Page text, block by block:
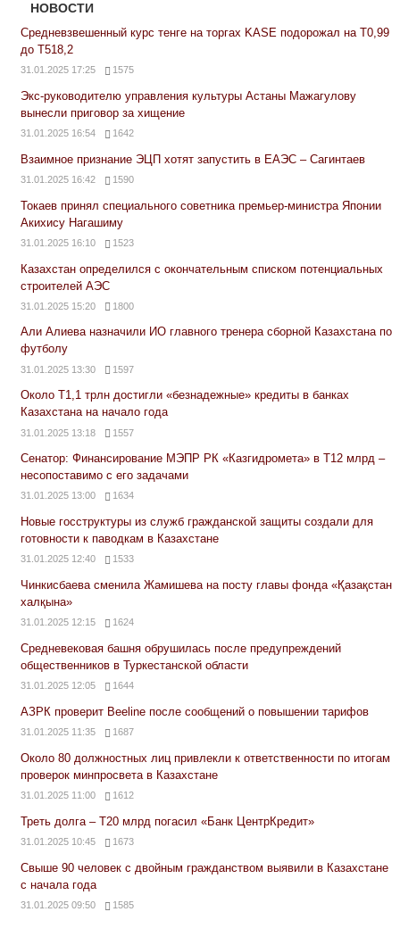
НОВОСТИ
Средневзвешенный курс тенге на торгах KASE подорожал на Т0,99
до Т518,2
31.01.2025 17:25 1575
Экс-руководителю управления культуры Астаны Мажагулову
вынесли приговор за хищение
31.01.2025 16:54 1642
Взаимное признание ЭЦП хотят запустить в ЕАЭС – Сагинтаев
31.01.2025 16:42 1590
Токаев принял специального советника премьер-министра Японии
Акихису Нагашиму
31.01.2025 16:10 1523
Казахстан определился с окончательным списком потенциальных
строителей АЭС
31.01.2025 15:20 1800
Али Алиева назначили ИО главного тренера сборной Казахстана по
футболу
31.01.2025 13:30 1597
Около Т1,1 трлн достигли «безнадежные» кредиты в банках
Казахстана на начало года
31.01.2025 13:18 1557
Сенатор: Финансирование МЭПР РК «Казгидромета» в Т12 млрд –
несопоставимо с его задачами
31.01.2025 13:00 1634
Новые госструктуры из служб гражданской защиты создали для
готовности к паводкам в Казахстане
31.01.2025 12:40 1533
Чинкисбаева сменила Жамишева на посту главы фонда «Қазақстан
халқына»
31.01.2025 12:15 1624
Средневековая башня обрушилась после предупреждений
общественников в Туркестанской области
31.01.2025 12:05 1644
АЗРК проверит Beeline после сообщений о повышении тарифов
31.01.2025 11:35 1687
Около 80 должностных лиц привлекли к ответственности по итогам
проверок минпросвета в Казахстане
31.01.2025 11:00 1612
Треть долга – Т20 млрд погасил «Банк ЦентрКредит»
31.01.2025 10:45 1673
Свыше 90 человек с двойным гражданством выявили в Казахстане
с начала года
31.01.2025 09:50 1585